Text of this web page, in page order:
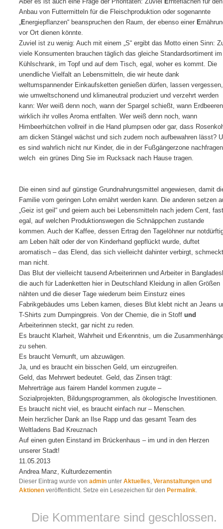
Anbau von Futtermitteln für die Fleischproduktion oder sogenannte
Energiepflanzen“ beanspruchen den Raum, der ebenso einer E
vor Ort dienen könnte.
Zuviel ist zu wenig: Auch mit einem „S“ ergibt das Motto einen Sinn:
viele Konsumenten brauchen täglich das gleiche Standardsortiment im
Kühlschrank, im Topf und auf dem Tisch, egal, woher es kommt. Die
unendliche Vielfalt an Lebensmitteln, die wir heute dank
weltumspannender Einkaufsketten genießen dürfen, lassen vergessen,
wie umweltschonend und klimaneutral produziert und verzehrt werden
kann: Wer weiß denn noch, wann der Spargel schießt, wann Erdbeeren
wirklich ihr volles Aroma entfalten. Wer weiß denn noch, wann
Himbeerhütchen vollreif in die Hand plumpsen oder gar, dass
am dicken Stängel wächst und sich zudem noch aufbewahren lässt?
es sind wahrlich nicht nur Kinder, die in der Fußgängerzone
welch ein grünes Ding Sie im Rucksack nach Hause tragen.
Die einen sind auf günstige Grundnahrungsmittel angewiesen, damit
Familie vom geringen Lohn ernährt werden kann. Die anderen setzen
„Geiz ist geil“ und geiern auch bei Lebensmitteln nach jedem Cent, fast
egal, auf welchen Produktionswegen die Schnäppchen zustande
kommen. Auch der Kaffee, dessen Ertrag den Tagelöhner nur
am Leben hält oder der von Kinderhand gepflückt wurde, duftet
aromatisch – das Elend, das sich vielleicht dahinter verbirgt, schmeckt
man nicht.
Das Blut der vielleicht tausend Arbeiterinnen und Arbeiter in
die auch für Ladenketten hier in Deutschland Kleidung in allen Größen
nähten und die dieser Tage wiederum beim Einsturz eines
Fabrikgebäudes ums Leben kamen, dieses Blut klebt nicht an Jeans
T-Shirts zum Dumpingpreis. Von der Chemie, die in Stoff und
Arbeiterinnen steckt, gar nicht zu reden.
Es braucht Klarheit, Wahrheit und Erkenntnis, um die
zu sehen.
Es braucht Vernunft, um abzuwägen.
Ja, und es braucht ein bisschen Geld, um einzugreifen.
Geld, das Mehrwert bedeutet. Geld, das Zinsen trägt:
Mehrerträge aus fairem Handel kommen zugute –
Sozialprojekten, Bildungsprogrammen, als ökologische Investitionen.
Es braucht nicht viel, es braucht einfach nur – Menschen.
Mein herzlicher Dank an Ilse Rapp und das gesamt Team des
Weltladens Bad Kreuznach
Auf einen guten Einstand im Brückenhaus – im und in den Herzen
unserer Stadt!
11.05.2013
Andrea Manz, Kulturdezernentin
Dieser Eintrag wurde von admin unter Aktuelles, Veranstaltungen und
Aktionen veröffentlicht. Setze ein Lesezeichen für den Permalink.
Die Kommentare sind geschlossen.